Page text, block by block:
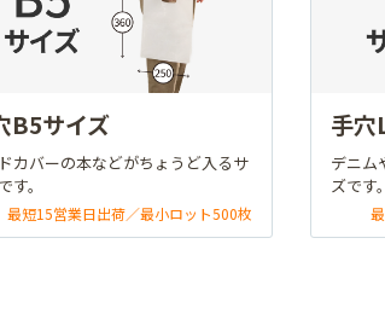
B5サイズ
カバーの本などがちょうど入るサ
す。
最短15営業日出荷／最小ロット500枚
手穴
デニム
ズです。